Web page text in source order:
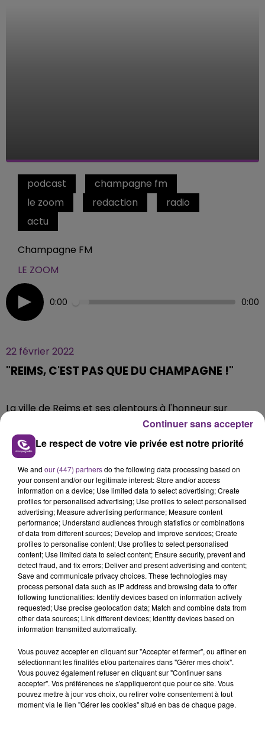
podcast
champagne fm
le zoom
redaction
radio
actu
Champagne FM
LE ZOOM
0:00 0:00
22 février 2022
"REIMS, C'EST PAS QUE DU CHAMPAGNE !"
La ville de Reims et ses alentours à l'honneur sur
Le vidéaste Valentin Fournaise, originaire de
Charleville-Mézières, a publié une vidéo consacrée à
la Cité des Sacres. En 5 minutes, le jeune homme fait
découvrir aux internautes les choses essentielles à
savoir à propos de Reims.
TITRES DIFFUSÉS
3h30
3h30
Le respect de votre vie privée est notre priorité
We and our (447) partnersdo the following data processing based on
your consent and/or our legitimate interest: Store and/or access
information on a device; Use limited data to select advertising; Create
profiles for personalised advertising; Use profiles to select personalised
advertising; Measure advertising performance; Measure content
performance; Understand audiences through statistics or combinations
of data from different sources; Develop and improve services; Create
profiles to personalise content; Use profiles to select personalised
content; Use limited data to select content; Ensure security, prevent and
detect fraud, and fix errors; Deliver and present advertising and content;
Save and communicate privacy choices. These technologies may
process personal data such as IP address and browsing data to offer
following functionalities: Identify devices based on information actively
requested; Use precise geolocation data; Match and combine data from
other data sources; Link different devices; Identify devices based on
information transmitted automatically.
Vous pouvez accepter en cliquant sur "Accepter et fermer", ou affiner en
sélectionnant les finalités et/ou partenaires dans "Gérer mes choix".
Vous pouvez également refuser en cliquant sur "Continuer sans
accepter". Vos préférences ne s'appliqueront que pour ce site. Vous
pouvez mettre à jour vos choix, ou retirer votre consentement à tout
moment via le lien "Gérer les cookies" situé en bas de chaque page.
Continuer sans accepter